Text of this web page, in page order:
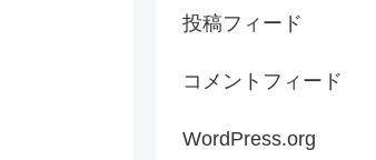
投稿フィード
コメントフィード
WordPress.org